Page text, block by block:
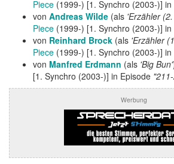
Piece (1999-) [1. Synchro (2003-)] in
von Andreas Wilde (als 'Erzähler
Piece (1999-) [1. Synchro (2003-)] in
von Reinhard Brock (als 'Erzähler
Piece (1999-) [1. Synchro (2003-)] in
von Manfred Erdmann (als 'Big Bun'
[1. Synchro (2003-)] in Episode
Werbung